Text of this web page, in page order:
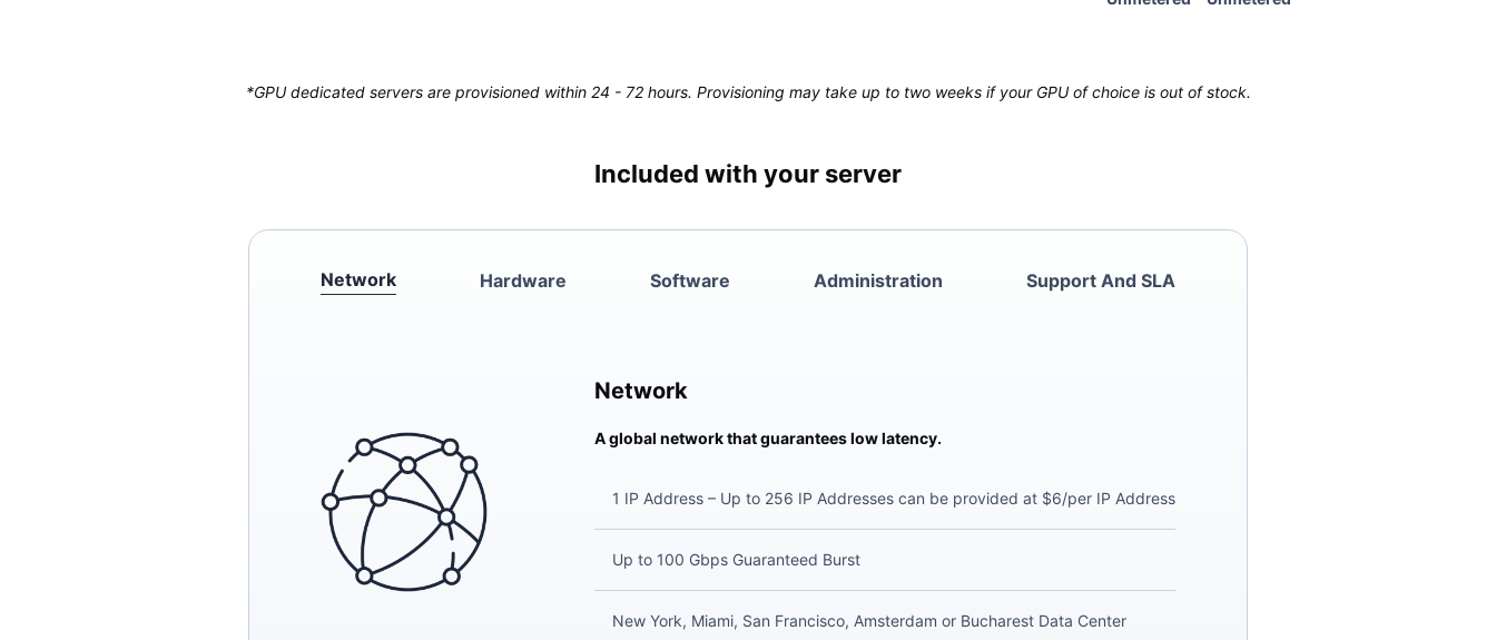
*GPU dedicated servers are provisioned within 24 - 72 hours. Provisioning may take up to two weeks if your GPU of choice is out of stock.
Included with your server
Network Hardware Software Administration Support And SLA
Network
A global network that guarantees low latency.
1 IP Address – Up to 256 IP Addresses can be provided at $6/per IP Address
Up to 100 Gbps Guaranteed Burst
New York, Miami, San Francisco, Amsterdam or Bucharest Data Center